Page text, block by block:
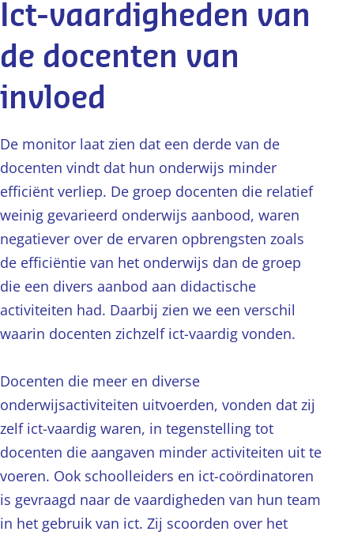
Ict-vaardigheden van
de docenten van
invloed
De monitor laat zien dat een derde van de
docenten vindt dat hun onderwijs minder
efficiënt verliep. De groep docenten die relatief
weinig gevarieerd onderwijs aanbood, waren
negatiever over de ervaren opbrengsten zoals
de efficiëntie van het onderwijs dan de groep
die een divers aanbod aan didactische
activiteiten had. Daarbij zien we een verschil
waarin docenten zichzelf ict-vaardig vonden.
Docenten die meer en diverse
onderwijsactiviteiten uitvoerden, vonden dat zij
zelf ict-vaardig waren, in tegenstelling tot
docenten die aangaven minder activiteiten uit te
voeren. Ook schoolleiders en ict-coördinatoren
is gevraagd naar de vaardigheden van hun team
in het gebruik van ict. Zij scoorden over het